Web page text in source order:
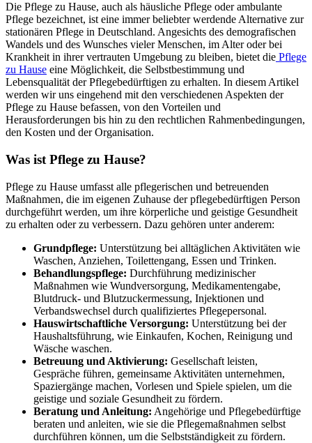
Die Pflege zu Hause, auch als häusliche Pflege oder ambulante
Pflege bezeichnet, ist eine immer beliebter werdende Alternative zur
stationären Pflege in Deutschland. Angesichts des demografischen
Wandels und des Wunsches vieler Menschen, im Alter oder bei
Krankheit in ihrer vertrauten Umgebung zu bleiben, bietet die Pflege
zu Hause eine Möglichkeit, die Selbstbestimmung und
Lebensqualität der Pflegebedürftigen zu erhalten. In diesem Artikel
werden wir uns eingehend mit den verschiedenen Aspekten der
Pflege zu Hause befassen, von den Vorteilen und
Herausforderungen bis hin zu den rechtlichen Rahmenbedingungen,
den Kosten und der Organisation.
Was ist Pflege zu Hause?
Pflege zu Hause umfasst alle pflegerischen und betreuenden
Maßnahmen, die im eigenen Zuhause der pflegebedürftigen Person
durchgeführt werden, um ihre körperliche und geistige Gesundheit
zu erhalten oder zu verbessern. Dazu gehören unter anderem:
Grundpflege: Unterstützung bei alltäglichen Aktivitäten wie
Waschen, Anziehen, Toilettengang, Essen und Trinken.
Behandlungspflege: Durchführung medizinischer
Maßnahmen wie Wundversorgung, Medikamentengabe,
Blutdruck- und Blutzuckermessung, Injektionen und
Verbandswechsel durch qualifiziertes Pflegepersonal.
Hauswirtschaftliche Versorgung: Unterstützung bei der
Haushaltsführung, wie Einkaufen, Kochen, Reinigung und
Wäsche waschen.
Betreuung und Aktivierung: Gesellschaft leisten,
Gespräche führen, gemeinsame Aktivitäten unternehmen,
Spaziergänge machen, Vorlesen und Spiele spielen, um die
geistige und soziale Gesundheit zu fördern.
Beratung und Anleitung: Angehörige und Pflegebedürftige
beraten und anleiten, wie sie die Pflegemaßnahmen selbst
durchführen können, um die Selbstständigkeit zu fördern.